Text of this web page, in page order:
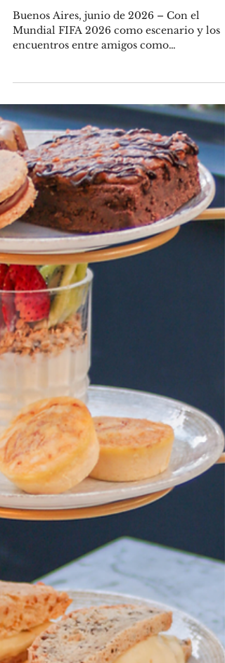
Hell’s Pizza suma empanadas a su
carta para acompañar el Mundial
Mundial FIFA 2026 como escenario y los
encuentros entre amigos como
protagonistas, Hell’s Pizza presenta el
lanzamiento de sus nuevas empanadas
artesanales, una incorporación que lleva el
sello descontracturado y contundente de la
marca a uno de los productos más
emblemáticos de la gastronomía argentina.
La propuesta ya se encuentra disponible en
los locales de Palermo, Villa Devoto,
Plaza Houssay, Pilar y Escobar, y surge
como una